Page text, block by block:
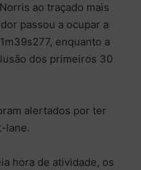
ao traçado mais
passou a ocupar a
enquanto a
dos primeiros 30
alertados por ter
lane.
hora de atividade, os